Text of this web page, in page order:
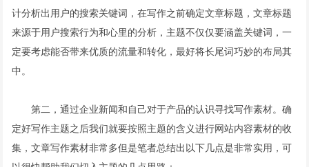
计分析出用户的搜索关键词，在写作之前确定文章标题，文章标题
来源于用户搜索行为和心里的分析，主题不仅仅要涵盖关键词，一
定要考虑能否带来优质的流量和转化，最好将长尾词巧妙的布局其
中。
第二，通过企业新闻和自己对于产品的认识寻找写作素材。确
定好写作主题之后我们就要按照主题的含义进行网站内容素材的收
集，文章写作素材非常多但是笔者总结出以下几点是非常实用，可